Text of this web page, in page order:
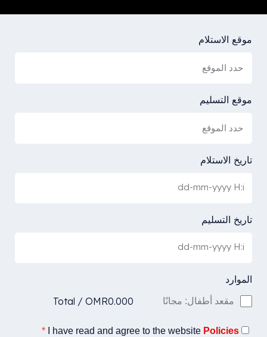
موقع الاستلام
موقع التسليم
تاريخ الاستلام
تاريخ التسليم
الموارد
مقعد أطفال: مجانًا OMR0.000
/
Total
I have read and agree to the website Policies
*